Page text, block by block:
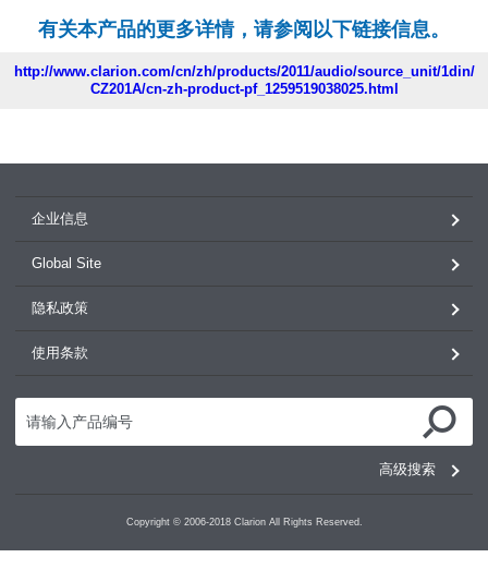
有关本产品的更多详情，请参阅以下链接信息。
http://www.clarion.com/cn/zh/products/2011/audio/source_unit/1din/
CZ201A/cn-zh-product-pf_1259519038025.html
企业信息
Global Site
隐私政策
使用条款
高级搜索
Copyright © 2006-2018 Clarion All Rights Reserved.